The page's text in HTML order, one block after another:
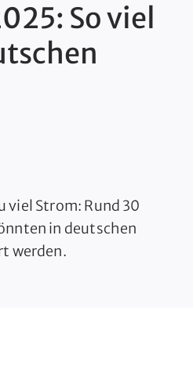
So viel
viel Strom: Rund 30
in deutschen
werden.